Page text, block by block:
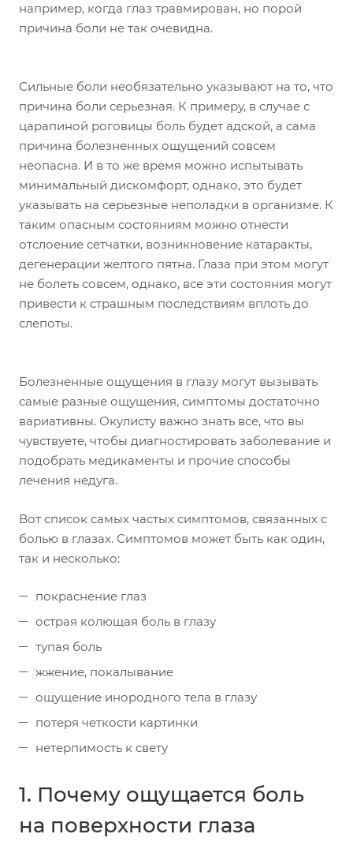
например, когда глаз травмирован, но порой
причина боли не так очевидна.
Сильные боли необязательно указывают на то, что
причина боли серьезная. К примеру, в случае с
царапиной роговицы боль будет адской, а сама
причина болезненных ощущений совсем
неопасна. И в то же время можно испытывать
минимальный дискомфорт, однако, это будет
указывать на серьезные неполадки в организме. К
таким опасным состояниям можно отнести
отслоение сетчатки, возникновение катаракты,
дегенерации желтого пятна. Глаза при этом могут
не болеть совсем, однако, все эти состояния могут
привести к страшным последствиям вплоть до
слепоты.
Болезненные ощущения в глазу могут вызывать
самые разные ощущения, симптомы достаточно
вариативны. Окулисту важно знать все, что вы
чувствуете, чтобы диагностировать заболевание и
подобрать медикаменты и прочие способы
лечения недуга.
Вот список самых частых симптомов, связанных с
болью в глазах. Симптомов может быть как один,
так и несколько:
покраснение глаз
острая колющая боль в глазу
тупая боль
жжение, покалывание
ощущение инородного тела в глазу
потеря четкости картинки
нетерпимость к свету
1. Почему ощущается боль
на поверхности глаза